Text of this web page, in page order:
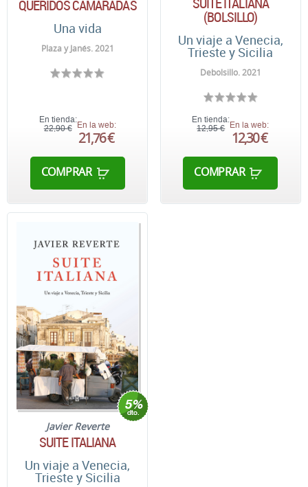
QUERIDOS CAMARADAS
Una vida
Plaza y Janés. 2021
En tienda:
22,90 € En la web:
21,76 €
COMPRAR
(BOLSILLO)
Un viaje a Venecia,
Trieste y Sicilia
Debolsillo. 2021
En tienda:
12,95 €
En la web:
12,30 €
COMPRAR
Javier Reverte
SUITE ITALIANA
Un viaje a Venecia,
Trieste y Sicilia